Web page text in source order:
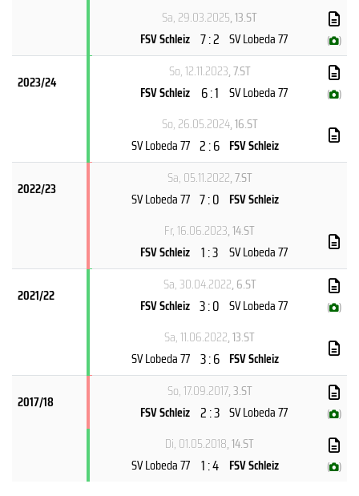
Sa, 29.03.2025, 13.ST
FSV Schleiz 7 : 2 SV Lobeda 77 ( )
2023/24
So, 12.11.2023, 7.ST
FSV Schleiz 6 : 1 SV Lobeda 77 ( )
So, 26.05.2024, 16.ST
SV Lobeda 77 2 : 6 FSV Schleiz
2022/23
Sa, 05.11.2022, 7.ST
SV Lobeda 77 7 : 0 FSV Schleiz
Fr, 16.06.2023, 14.ST
FSV Schleiz 1 : 3 SV Lobeda 77
2021/22
Sa, 30.04.2022, 6.ST
FSV Schleiz 3 : 0 SV Lobeda 77 ( )
Sa, 11.06.2022, 13.ST
SV Lobeda 77 3 : 6 FSV Schleiz
2017/18
So, 17.09.2017, 3.ST
FSV Schleiz 2 : 3 SV Lobeda 77 ( )
Di, 01.05.2018, 14.ST
SV Lobeda 77 1 : 4 FSV Schleiz ( )